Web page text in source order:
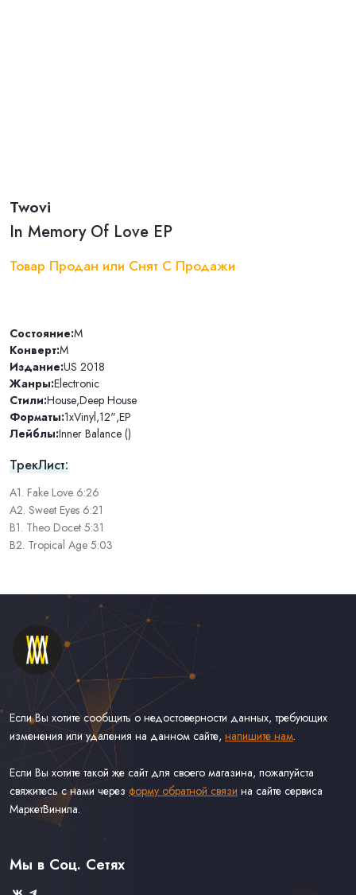
Twovi
In Memory Of Love EP
Товар Продан или Снят С Продажи
Состояние:M
Конверт:M
Издание:US 2018
Жанры:Electronic
Стили:House,Deep House
Форматы:1xVinyl,12",EP
Лейблы:Inner Balance ()
ТрекЛист:
A1. Fake Love 6:26
A2. Sweet Eyes 6:21
B1. Theo Docet 5:31
B2. Tropical Age 5:03
Если Вы хотите сообщить о недостоверности данных, требующих
изменения или удаления на данном сайте, напишите нам.
Если Вы хотите такой же сайт для своего магазина, пожалуйста
свяжитесь с нами через форму обратной связи на сайте сервиса
МаркетВинила.
Каталог Винила, CD и Кассет
Доставка и Оплата
Связаться С Нами
Мы в Соц. Сетях